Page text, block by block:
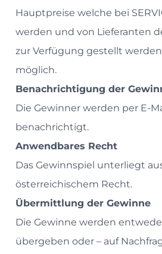
Hauptpreise welche bei
werden und von Lieferanten
zur Verfügung gestellt
möglich.
Benachrichtigung der
Die Gewinner werden per E-
benachrichtigt.
Anwendbares Recht
Das Gewinnspiel unterliegt
österreichischem Recht.
Übermittlung der Gewinne
Die Gewinne werden
übergeben oder – auf